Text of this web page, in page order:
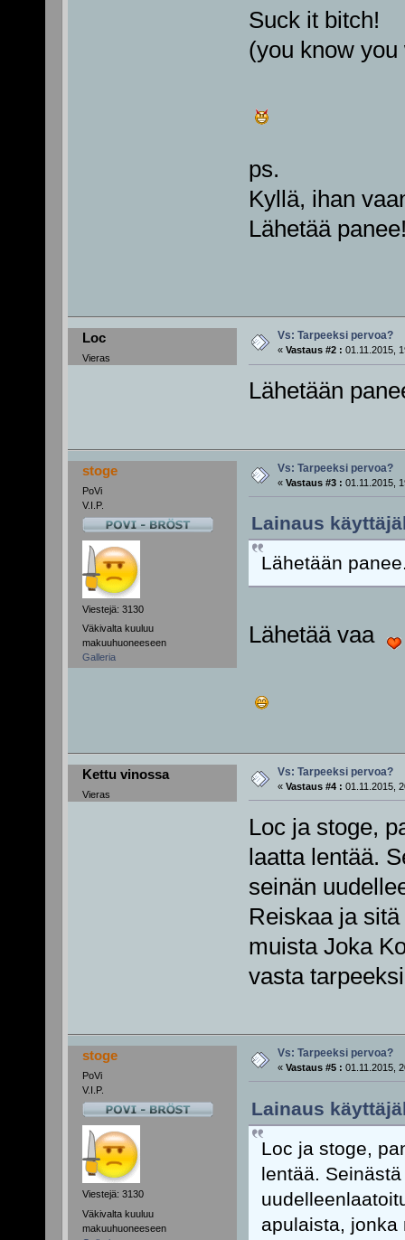
Suck it bitch!
(you know you
ps.
Kyllä, ihan
Lähetää
Loc
Vieras
Vs: Tarpeeksi pervoa?
« Vastaus #2 : 01.11.2015,
Lähetään
stoge
PoVi
V.I.P.
Viestejä: 3130
Väkivalta kuuluu
makuuhuoneeseen
Galleria
Vs: Tarpeeksi pervoa?
« Vastaus #3 : 01.11.2015,
Lainaus
Lähetään
Lähetää vaa
Kettu vinossa
Vieras
Vs: Tarpeeksi pervoa?
« Vastaus #4 : 01.11.2015,
Loc ja stoge,
laatta lentää.
seinän
Reiskaa ja
muista Joka
vasta
stoge
PoVi
V.I.P.
Viestejä: 3130
Väkivalta kuuluu
makuuhuoneeseen
Vs: Tarpeeksi pervoa?
« Vastaus #5 : 01.11.2015,
Lainaus
Loc ja stoge,
lentää.
apulaista, jonka